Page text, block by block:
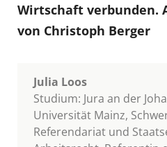
Wirtschaft verbunden.
von Christoph Berger
Julia Loos
Studium: Jura an der
Universität Mainz,
Referendariat und